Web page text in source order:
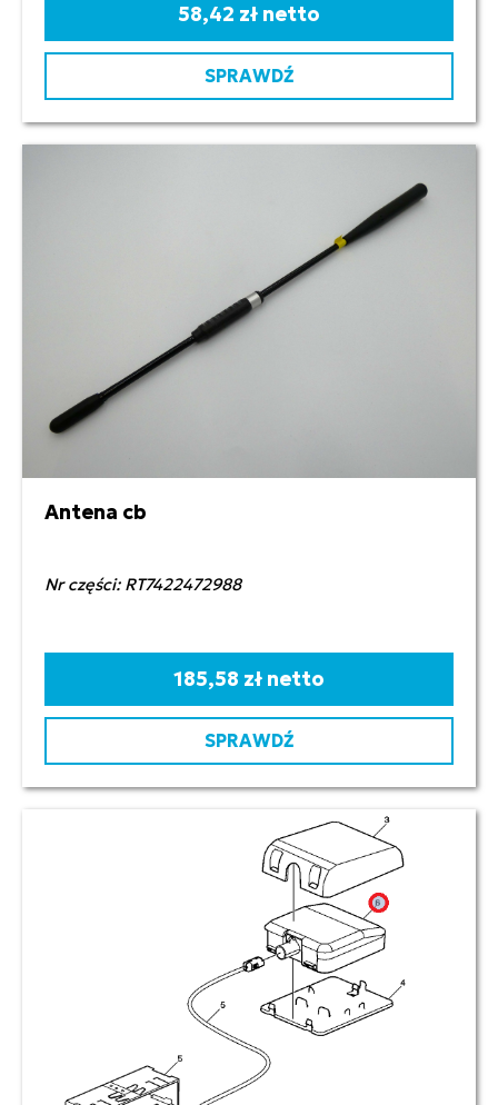
58,42 zł netto
SPRAWDŹ
Antena cb
Nr części: RT7422472988
185,58 zł netto
SPRAWDŹ